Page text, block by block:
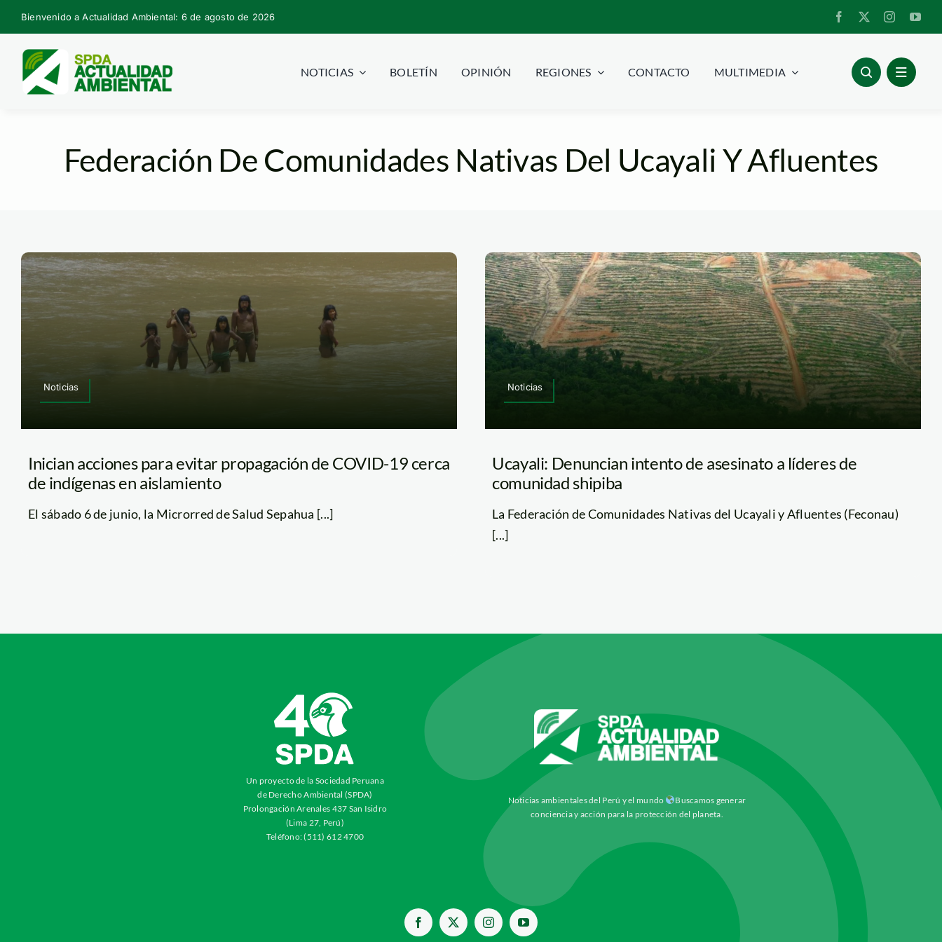
Skip
to
content
Bienvenido a Actualidad Ambiental: 6 de agosto de 2026
NOTICIAS BOLETÍN OPINIÓN REGIONES CONTACTO MULTIMEDIA
Federación De Comunidades Nativas Del Ucayali Y Afluentes
Noticias
Inician acciones para evitar propagación de COVID-19 cerca
de indígenas en aislamiento
El sábado 6 de junio, la Microrred de Salud Sepahua [...]
Noticias
Ucayali: Denuncian intento de asesinato a líderes de
comunidad shipiba
La Federación de Comunidades Nativas del Ucayali y Afluentes (Feconau)
[...]
Un proyecto de la Sociedad Peruana
de Derecho Ambiental (SPDA)
Prolongación Arenales 437 San Isidro
(Lima 27, Perú)
Teléfono: (511) 612 4700
Noticias ambientales del Perú y el mundo
Buscamos generar
conciencia y acción para la protección del planeta.